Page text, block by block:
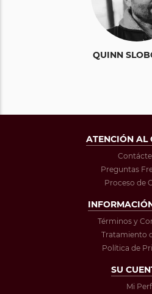
QUINN
ATENCIÓN AL
Preguntas
Proceso de
Términos y
Tratamiento
Política de
SU
Mi